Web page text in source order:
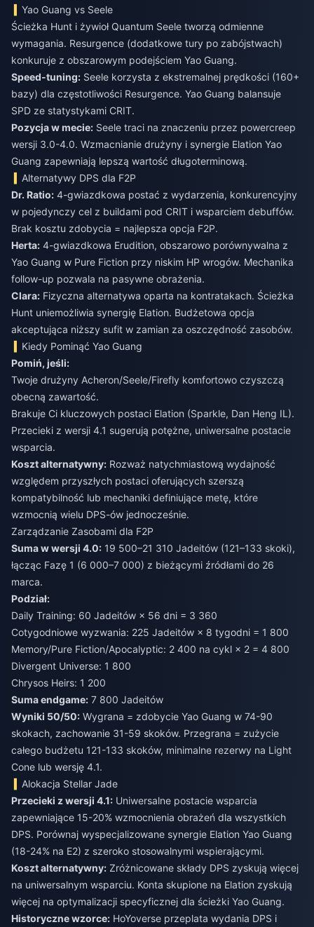
Yao Guang vs Seele
Ścieżka Hunt i żywioł Quantum Seele tworzą odmienne
wymagania. Resurgence (dodatkowe tury po zabójstwach)
konkuruje z obszarowym podejściem Yao Guang.
Speed-tuning: Seele korzysta z ekstremalnej prędkości (160+
bazy) dla częstotliwości Resurgence. Yao Guang balansuje
SPD ze statystykami CRIT.
Pozycja w mecie: Seele traci na znaczeniu przez powercreep
wersji 3.0-4.0. Wzmacnianie drużyny i synergie Elation Yao
Guang zapewniają lepszą wartość długoterminową.
Alternatywy DPS dla F2P
Dr. Ratio: 4-gwiazdkowa postać z wydarzenia, konkurencyjny
w pojedynczy cel z buildami pod CRIT i wsparciem debuffów.
Brak kosztu zdobycia = najlepsza opcja F2P.
Herta: 4-gwiazdkowa Erudition, obszarowo porównywalna z
Yao Guang w Pure Fiction przy niskim HP wrogów. Mechanika
follow-up pozwala na pasywne obrażenia.
Clara: Fizyczna alternatywa oparta na kontratakach. Ścieżka
Hunt uniemożliwia synergię Elation. Budżetowa opcja
akceptująca niższy sufit w zamian za oszczędność zasobów.
Kiedy Pominąć Yao Guang
Pomiń, jeśli:
Twoje drużyny Acheron/Seele/Firefly komfortowo czyszczą
obecną zawartość.
Brakuje Ci kluczowych postaci Elation (Sparkle, Dan Heng IL).
Przecieki z wersji 4.1 sugerują potężne, uniwersalne postacie
wsparcia.
Koszt alternatywny: Rozważ natychmiastową wydajność
względem przyszłych postaci oferujących szerszą
kompatybilność lub mechaniki definiujące metę, które
wzmocnią wielu DPS-ów jednocześnie.
Zarządzanie Zasobami dla F2P
Suma w wersji 4.0: 19 500–21 310 Jadeitów (121–133 skoki),
łącząc Fazę 1 (6 000–7 000) z bieżącymi źródłami do 26
marca.
Podział:
Daily Training: 60 Jadeitów × 56 dni = 3 360
Cotygodniowe wyzwania: 225 Jadeitów × 8 tygodni = 1 800
Memory/Pure Fiction/Apocalyptic: 2 400 na cykl × 2 = 4 800
Divergent Universe: 1 800
Chrysos Heirs: 1 200
Suma endgame: 7 800 Jadeitów
Wyniki 50/50: Wygrana = zdobycie Yao Guang w 74-90
skokach, zachowanie 31-59 skoków. Przegrana = zużycie
całego budżetu 121-133 skoków, minimalne rezerwy na Light
Cone lub wersję 4.1.
Alokacja Stellar Jade
Przecieki z wersji 4.1: Uniwersalne postacie wsparcia
zapewniające 15-20% wzmocnienia obrażeń dla wszystkich
DPS. Porównaj wyspecjalizowane synergie Elation Yao Guang
(18-24% na E2) z szeroko stosowalnymi wspierającymi.
Koszt alternatywny: Zróżnicowane składy DPS zyskują więcej
na uniwersalnym wsparciu. Konta skupione na Elation zyskują
więcej na optymalizacji specyficznej dla ścieżki Yao Guang.
Historyczne wzorce: HoYoverse przeplata wydania DPS i